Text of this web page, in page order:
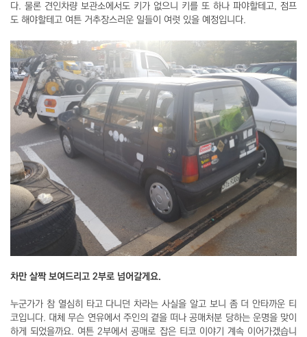
다. 물론 견인차량 보관소에서도 키가 없으니 키를 또 하나 파야할테고, 점프
도 해야할테고 여튼 거추장스러운 일들이 여럿 있을 예정입니다.
차만 살짝 보여드리고 2부로 넘어갈게요.
누군가가 참 열심히 타고 다니던 차라는 사실을 알고 보니 좀 더 안타까운 티
코입니다. 대체 무슨 연유에서 주인의 곁을 떠나 공매처분 당하는 운명을 맞이
하게 되었을까요. 여튼 2부에서 공매로 잡은 티코 이야기 계속 이어가겠습니